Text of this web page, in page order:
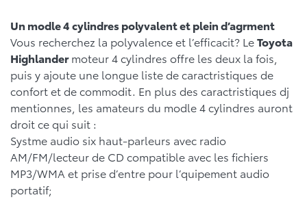
Un modle 4 cylindres polyvalent et plein d’agrment
Vous recherchez la polyvalence et l’efficacit? LeToyota
Highlandermoteur 4 cylindres offre les deux la fois,
puis y ajoute une longue liste de caractristiques de
confort et de commodit. En plus des caractristiques dj
mentionnes, les amateurs du modle 4 cylindres auront
droit ce qui suit :
Systme audio six haut-parleurs avec radio
AM/FM/lecteur de CD compatible avec les fichiers
MP3/WMA et prise d’entre pour l’quipement audio
portatif;